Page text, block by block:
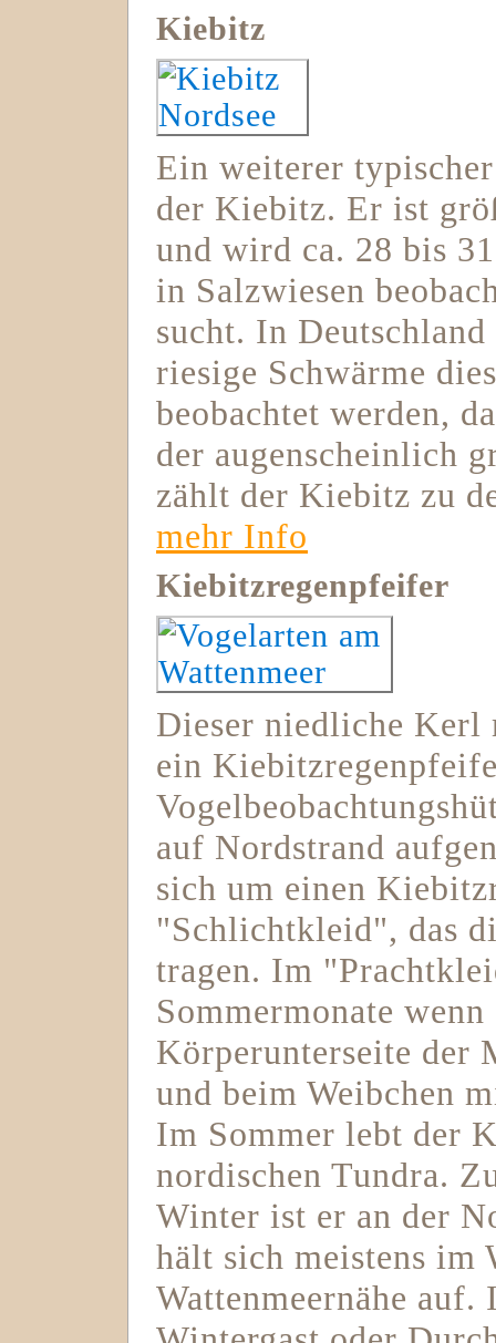
Kiebitz
Ein weiterer
der Kiebitz. Er ist
und wird ca. 28 bis
in Salzwiesen
sucht. In
riesige Schwärme
beobachtet werden,
der augenscheinlich
zählt der Kiebitz zu
mehr Info
Kiebitzregenpfeifer
Dieser niedliche
ein
auf Nordstrand
sich um einen
"Schlichtkleid", das
tragen. Im
Sommermonate
Körperunterseite der
und beim Weibchen
Im Sommer lebt der
nordischen Tundra.
Winter ist er an der
hält sich meistens im
Wattenmeernähe